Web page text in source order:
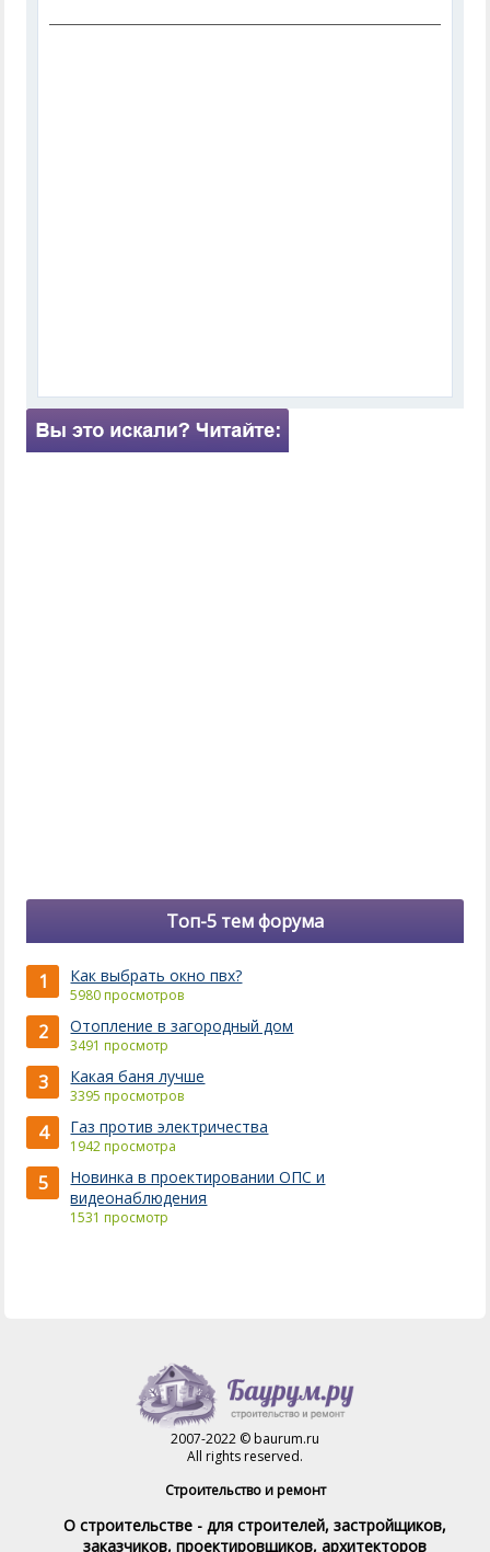
Топ-5 тем форума
1 Как выбрать окно пвх?
5980 просмотров
2 Отопление в загородный дом
3491 просмотр
3 Какая баня лучше
3395 просмотров
4 Газ против электричества
1942 просмотра
5
Новинка в проектировании ОПС и
видеонаблюдения
1531 просмотр
2007-2022 © baurum.ru
All rights reserved.
Строительство и ремонт
О строительстве - для строителей, застройщиков,
заказчиков, проектировщиков, архитекторов